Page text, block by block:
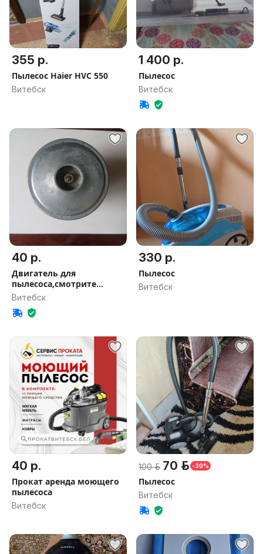
355 р.
Пылесос Haier HVC 550
Витебск
1 400 р.
Пылесос
Витебск
40 р.
Двигатель для
пылесоса,смотрите
описание
Витебск
330 р.
Пылесос
Витебск
40 р.
Прокат аренда моющего
пылесоса
Витебск
100 р. 70 р. -30%
Пылесос
Витебск